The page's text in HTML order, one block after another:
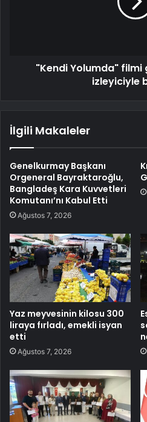
"Kendi Yolumda"
izleyiciyle
İlgili Makaleler
Genelkurmay Başkanı
Orgeneral Bayraktaroğlu,
Bangladeş Kara Kuvvetleri
Komutanı’nı Kabul Etti
Ağustos 7, 2026
Yaz meyvesinin kilosu 300
liraya fırladı, emekli isyan
etti
Ağustos 7, 2026